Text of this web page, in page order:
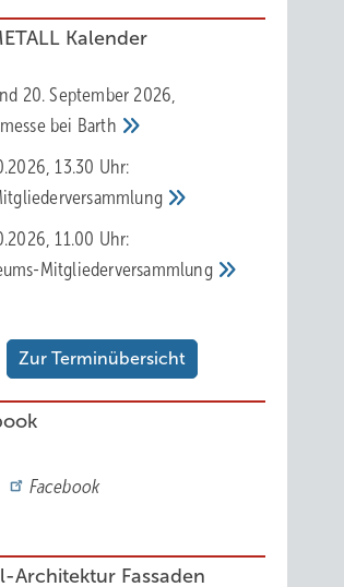
Kalender
20. September 2026,
bei Barth
13.30 Uhr:
11.00 Uhr:
Mitgliederversammlung
Zur Terminübersicht
Facebook
Architektur Fassaden